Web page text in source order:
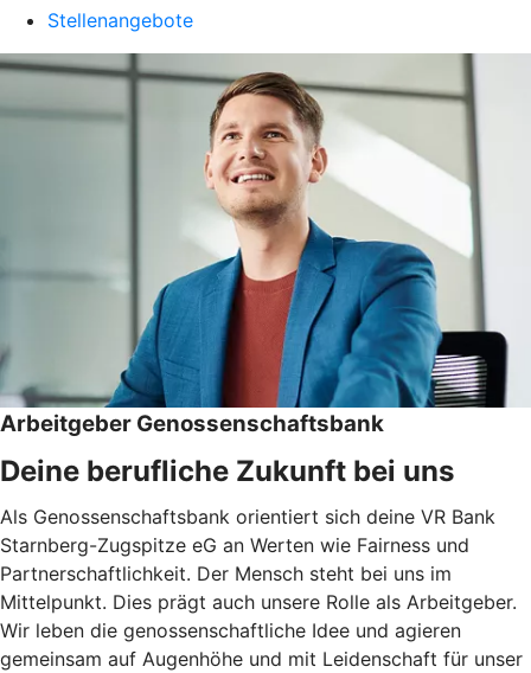
Stellenangebote
Arbeitgeber Genossenschaftsbank
Deine berufliche Zukunft bei uns
Als Genossenschaftsbank orientiert sich deine VR Bank
Starnberg-Zugspitze eG an Werten wie Fairness und
Partnerschaftlichkeit. Der Mensch steht bei uns im
Mittelpunkt. Dies prägt auch unsere Rolle als Arbeitgeber.
Wir leben die genossenschaftliche Idee und agieren
gemeinsam auf Augenhöhe und mit Leidenschaft für unser